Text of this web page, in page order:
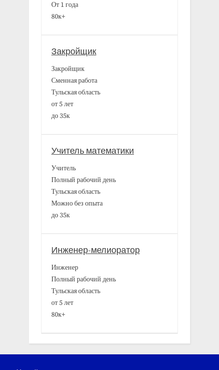
От 1 года
80к+
Закройщик
Закройщик
Сменная работа
Тульская область
от 5 лет
до 35к
Учитель математики
Учитель
Полный рабочий день
Тульская область
Можно без опыта
до 35к
Инженер-мелиоратор
Инженер
Полный рабочий день
Тульская область
от 5 лет
80к+